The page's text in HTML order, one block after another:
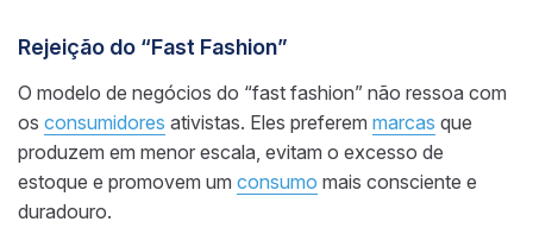
Rejeição do “Fast Fashion”
O modelo de negócios do “fast fashion” não ressoa com
os consumidores ativistas. Eles preferem marcas que
produzem em menor escala, evitam o excesso de
estoque e promovem um consumo mais consciente e
duradouro.